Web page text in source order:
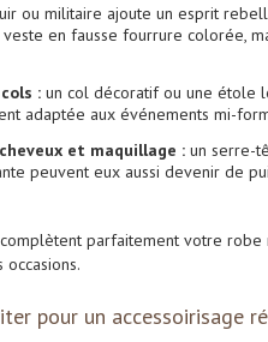
ou militaire ajoute un esprit
en fausse fourrure colorée,
: un col décoratif ou une étole
adaptée aux événements mi-
et maquillage : un serre-
peuvent eux aussi devenir de
complètent parfaitement votre
pour un accessoirisage